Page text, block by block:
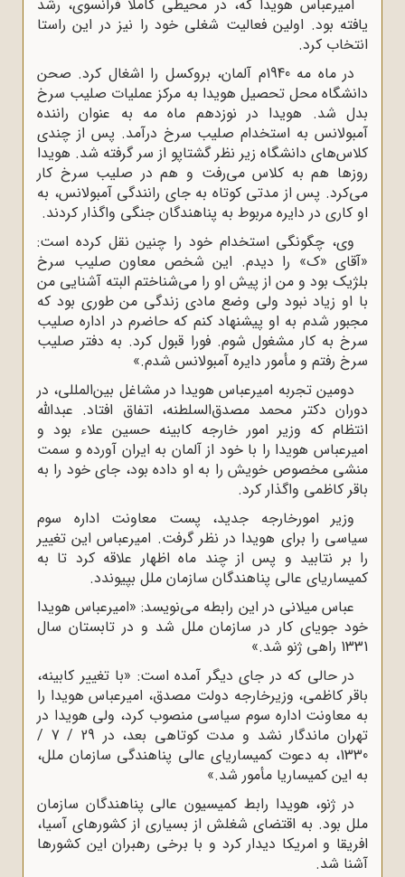
امیرعباس هویدا که، در محیطى کاملاً فرانسوى، رشد
یافته بود. اولین فعالیت شغلى خود را نیز در این راستا
انتخاب کرد.
در ماه مه 1940م آلمان، بروکسل را اشغال کرد. صحن
دانشگاه محل تحصیل هویدا به مرکز عملیات صلیب سرخ
بدل شد. هویدا در نوزدهم ماه مه به عنوان راننده
آمبولانس به استخدام صلیب سرخ درآمد. پس از چندى
کلاس‌هاى دانشگاه زیر نظر گشتاپو از سر گرفته شد. هویدا
روزها هم به کلاس مى‌رفت و هم در صلیب سرخ کار
مى‌کرد. پس از مدتى کوتاه به جاى رانندگى آمبولانس، به
او کارى در دایره مربوط به پناهندگان جنگى واگذار کردند.
وى، چگونگى استخدام خود را چنین نقل کرده است:
«آقاى «ک» را دیدم. این شخص معاون صلیب سرخ
بلژیک بود و من از پیش او را مى‌شناختم البته آشنایى من
با او زیاد نبود ولى وضع مادى زندگى من طورى بود که
مجبور شدم به او پیشنهاد کنم که حاضرم در اداره صلیب
سرخ به کار مشغول شوم. فورا قبول کرد. به دفتر صلیب
سرخ رفتم و مأمور دایره آمبولانس شدم.»
دومین تجربه امیرعباس هویدا در مشاغل بین‌المللى، در
دوران دکتر محمد مصدق‌السلطنه، اتفاق افتاد. عبداللّه‌
انتظام که وزیر امور خارجه کابینه حسین علاء بود و
امیرعباس هویدا را با خود از آلمان به ایران آورده و سمت
منشى مخصوص خویش را به او داده بود، جاى خود را به
باقر کاظمى واگذار کرد.
وزیر امورخارجه جدید، پست معاونت اداره سوم
سیاسى را براى هویدا در نظر گرفت. امیرعباس این تغییر
را بر نتابید و پس از چند ماه اظهار علاقه کرد تا به
کمیساریاى عالى پناهندگان سازمان ملل بپیوندد.
عباس میلانى در این رابطه مى‌نویسد: «امیرعباس هویدا
خود جویاى کار در سازمان ملل شد و در تابستان سال
1331 راهى ژنو شد.»
در حالی که در جاى دیگر آمده است: «با تغییر کابینه،
باقر کاظمى، وزیرخارجه دولت مصدق، امیرعباس هویدا را
به معاونت اداره سوم سیاسى منصوب کرد، ولى هویدا در
تهران ماندگار نشد و مدت کوتاهى بعد، در 29 / 7 /
1330، به دعوت کمیساریاى عالى پناهندگى سازمان ملل،
به این کمیساریا مأمور شد.»
در ژنو، هویدا رابط کمیسیون عالى پناهندگان سازمان
ملل بود. به اقتضاى شغلش از بسیارى از کشورهاى آسیا،
افریقا و امریکا دیدار کرد و با برخى رهبران این کشورها
آشنا شد.